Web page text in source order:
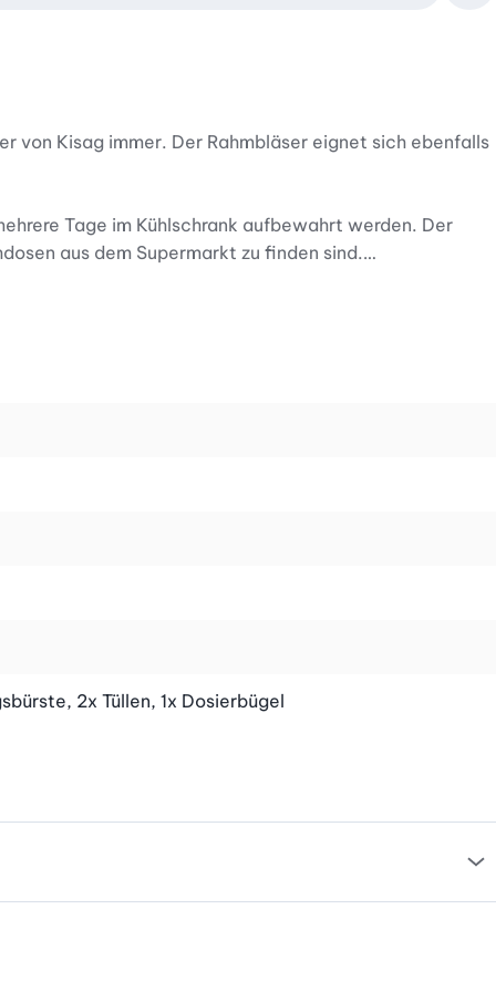
von Kisag immer. Der Rahmbläser eignet sich ebenfalls
Tage im Kühlschrank aufbewahrt werden. Der
aus dem Supermarkt zu finden sind.
Grösse mit dem Volumen von einem halben
auf dem Kuchen!
2x Tüllen, 1x Dosierbügel